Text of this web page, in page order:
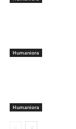
Humaniora
Humaniora